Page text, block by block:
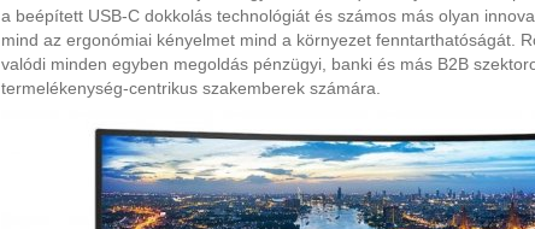
a beépített USB-C dokkolás technológiát és számos más olyan
mind az ergonómiai kényelmet mind a környezet fenntarthatóságát.
valódi minden egyben megoldás pénzügyi, banki és más B2B
termelékenység-centrikus szakemberek számára.